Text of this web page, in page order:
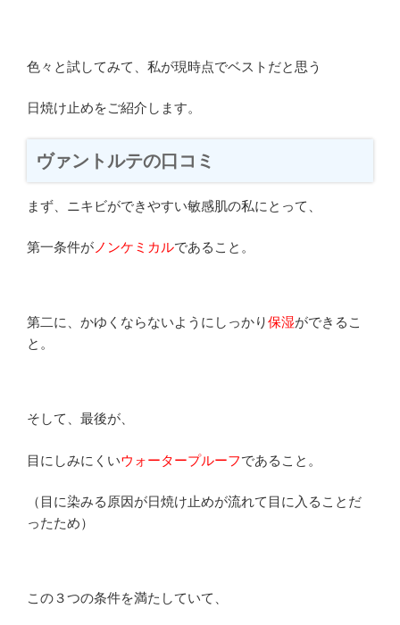
色々と試してみて、私が現時点でベストだと思う
日焼け止めをご紹介します。
ヴァントルテの口コミ
まず、ニキビができやすい敏感肌の私にとって、
第一条件が ノンケミカルであること。
第二に、かゆくならないようにしっかり保湿ができるこ
と。
そして、最後が、
目にしみにくいウォータープルーフであること。
（目に染みる原因が日焼け止めが流れて目に入ることだ
ったため）
この３つの条件を満たしていて、